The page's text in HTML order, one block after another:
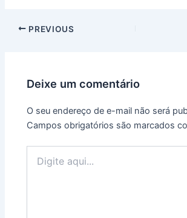
Post
PREVIOUS
Deixe um comentário
O seu endereço de e-mail não será
Campos obrigatórios são marcados
aqui...